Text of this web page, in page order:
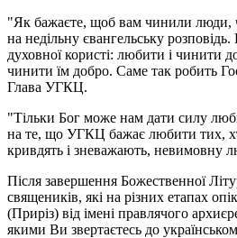
"Як бажаєте, щоб вам чинили люди,
на недільну євангельську
духовної користі: любити і чинити
чинити їм добро. Саме так робить
Глава УГКЦ.
"Тільки Бог може нам дати силу
на те, що УГКЦ бажає любити тих,
кривдять і зневажають,
Після завершення Божественної
священиків, які на різних етапах
(Приріз) від імені правлячого
якими Ви звертаєтесь до